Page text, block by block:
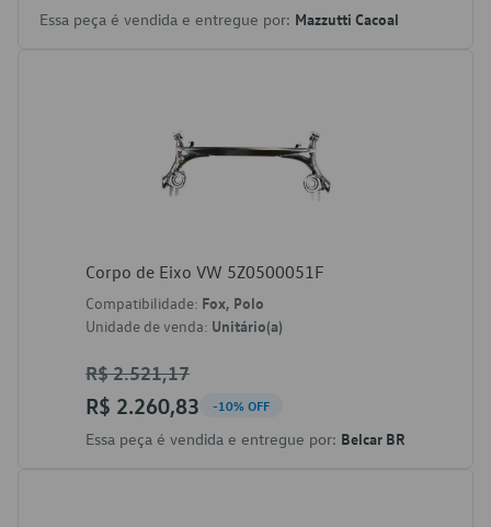
Essa peça é vendida e entregue por: Mazzutti Cacoal
Corpo de Eixo VW 5Z0500051F
Compatibilidade: Fox, Polo
Unidade de venda: Unitário(a)
R$ 2.521,17
R$ 2.260,83 -10% OFF
Essa peça é vendida e entregue por: Belcar BR